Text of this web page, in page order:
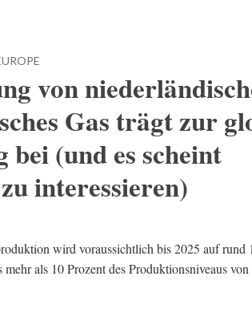
von
Gas trägt zur
(und es scheint
interessieren)
wird voraussichtlich bis 2025 auf rund
als 10 Prozent des Produktionsniveaus von